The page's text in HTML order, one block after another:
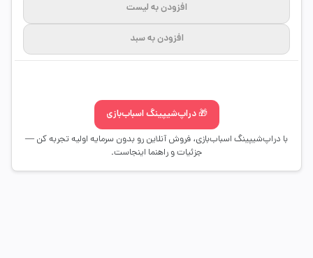
افزودن به لیست
افزودن به سبد
🎁 دراپ‌شیپینگ اسباب‌بازی
با دراپ‌شیپینگ اسباب‌بازی، فروش آنلاین رو بدون سرمایه اولیه تجربه کن —
جزئیات و راهنما اینجاست.